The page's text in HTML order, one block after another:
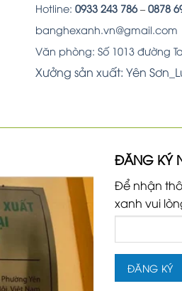
Hotline: 0933 243 786– 0878
banghexanh.vn@gmail.com
Văn phòng: Số 1013 đường
Xưởng sản xuất: Yên
ĐĂNG KÝ
Để nhận
xanh vui